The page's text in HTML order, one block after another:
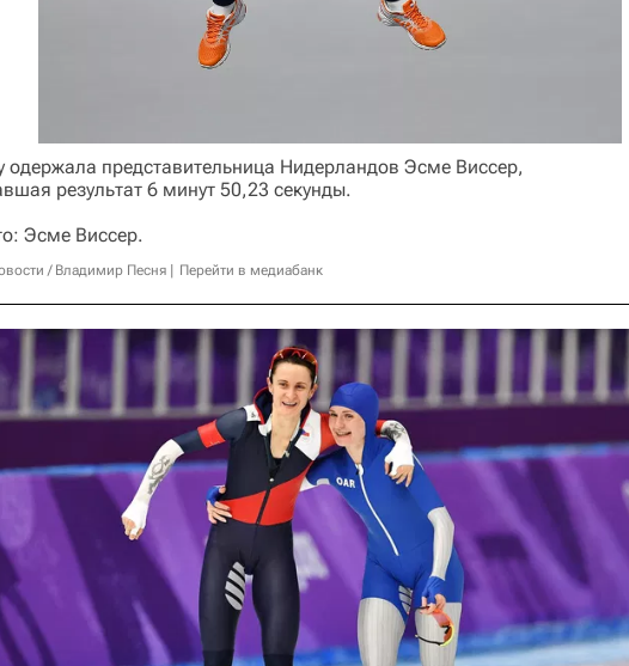
одержала представительница Нидерландов Эсме Виссер,
результат 6 минут 50,23 секунды.
Эсме Виссер.
/ Владимир Песня Перейти в медиабанк